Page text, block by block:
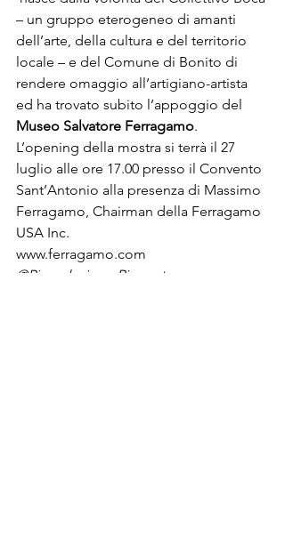
– un gruppo eterogeneo di amanti
dell’arte, della cultura e del territorio
locale – e del Comune di Bonito di
rendere omaggio all’artigiano-artista
ed ha trovato subito l’appoggio del
Museo Salvatore Ferragamo
L’opening della mostra si terrà il 27
luglio alle ore 17.00 presso il Convento
Sant’Antonio alla presenza di Massimo
Ferragamo, Chairman della Ferragamo
USA Inc.
www.ferragamo.com
@Riproduzione Riservata